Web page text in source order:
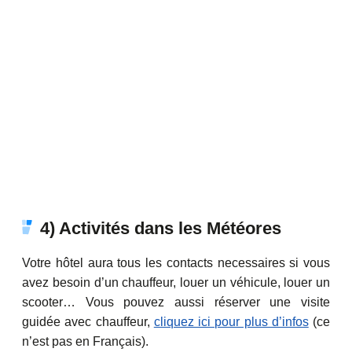
4) Activités dans les Météores
Votre hôtel aura tous les contacts necessaires si vous
avez besoin d’un chauffeur, louer un véhicule, louer un
scooter… Vous pouvez aussi réserver une visite
guidée avec chauffeur, cliquez ici pour plus d’infos(ce
n’est pas en Français).